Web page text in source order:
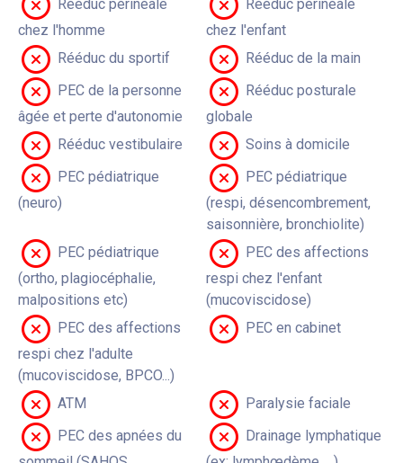
Rééduc périnéale
chez l'homme
Rééduc périnéale
chez l'enfant
Rééduc du sportif
Rééduc de la main
PEC de la personne
âgée et perte d'autonomie
Rééduc posturale
globale
Rééduc vestibulaire
Soins à domicile
PEC pédiatrique
(neuro)
PEC pédiatrique
(respi, désencombrement,
saisonnière, bronchiolite)
PEC pédiatrique
(ortho, plagiocéphalie,
malpositions etc)
PEC des affections
respi chez l'enfant
(mucoviscidose)
PEC des affections
respi chez l'adulte
(mucoviscidose, BPCO...)
PEC en cabinet
ATM
Paralysie faciale
PEC des apnées du
Drainage lymphatique